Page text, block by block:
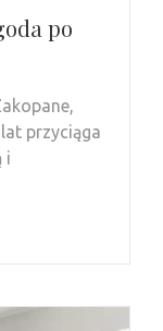
po
przyciąga
i